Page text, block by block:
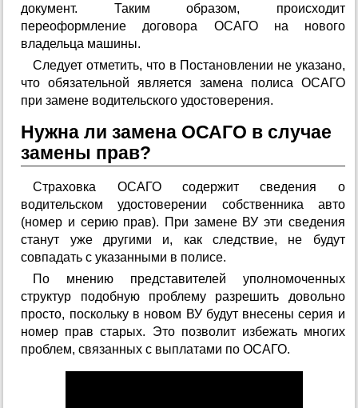
документ. Таким образом, происходит
переоформление договора ОСАГО на нового
владельца машины.
Следует отметить, что в Постановлении не указано,
что обязательной является замена полиса ОСАГО
при замене водительского удостоверения.
Нужна ли замена ОСАГО в случае
замены прав?
Страховка ОСАГО содержит сведения о
водительском удостоверении собственника авто
(номер и серию прав). При замене ВУ эти сведения
станут уже другими и, как следствие, не будут
совпадать с указанными в полисе.
По мнению представителей уполномоченных
структур подобную проблему разрешить довольно
просто, поскольку в новом ВУ будут внесены серия и
номер прав старых. Это позволит избежать многих
проблем, связанных с выплатами по ОСАГО.